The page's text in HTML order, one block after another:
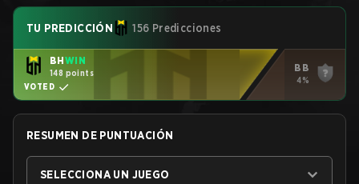
TU PREDICCIÓN 156 Predicciones
BHWIN
148 points
VOTED
BB
4%
RESUMEN DE PUNTUACIÓN
SELECCIONA UN JUEGO